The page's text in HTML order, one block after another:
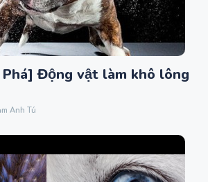
Động vật làm khô lông
Anh Tú